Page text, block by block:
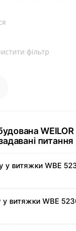
фільтр
питання
у витяжки WBE
у витяжки WBE